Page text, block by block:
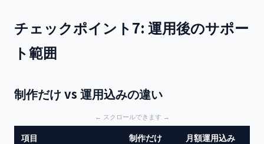
チェックポイント7: 運用後のサポー
ト範囲
制作だけ vs 運用込みの違い
項目 制作だけ 月額運用込み